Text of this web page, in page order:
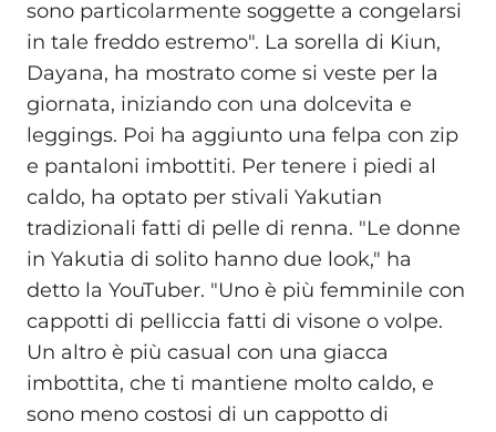
sono particolarmente soggette a congelarsi
in tale freddo estremo". La sorella di Kiun,
Dayana, ha mostrato come si veste per la
giornata, iniziando con una dolcevita e
leggings. Poi ha aggiunto una felpa con zip
e pantaloni imbottiti. Per tenere i piedi al
caldo, ha optato per stivali Yakutian
tradizionali fatti di pelle di renna. "Le donne
in Yakutia di solito hanno due look," ha
detto la YouTuber. "Uno è più femminile con
cappotti di pelliccia fatti di visone o volpe.
Un altro è più casual con una giacca
imbottita, che ti mantiene molto caldo, e
sono meno costosi di un cappotto di